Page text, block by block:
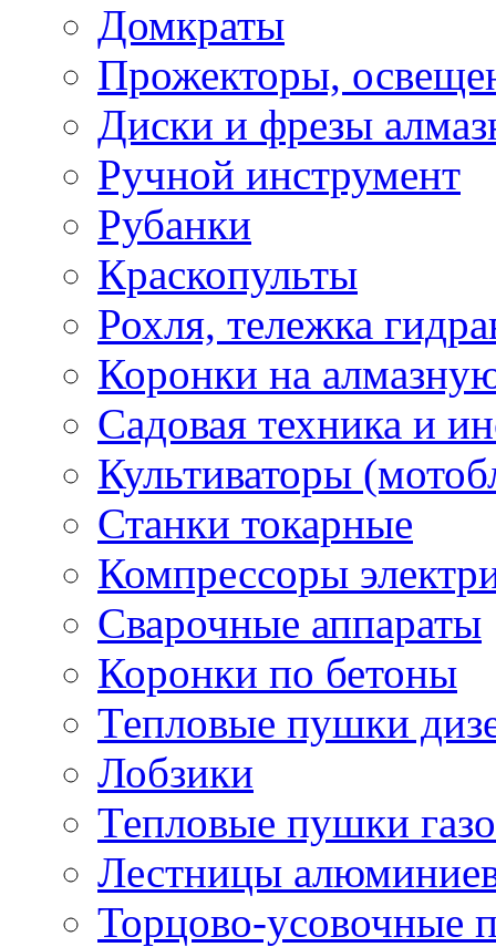
Домкраты
Прожекторы,
Диски и фрезы
Ручной инструмент
Рубанки
Краскопульты
Рохля, тележка
Коронки на
Садовая техника и
Культиваторы
Станки токарные
Компрессоры
Сварочные аппараты
Коронки по бетоны
Тепловые пушки
Лобзики
Тепловые пушки
Лестницы
Торцово-усовочные